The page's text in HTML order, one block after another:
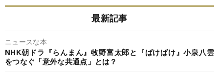
最新記事
ニュースな本
NHK朝ドラ『らんまん』牧野富太郎と『ばけばけ』小泉八雲
をつなぐ「意外な共通点」とは？